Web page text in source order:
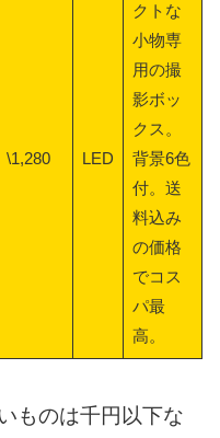
\1,280 LED
クトな
小物専
用の撮
影ボッ
クス。
背景6色
付。送
料込み
の価格
でコス
パ最
高。
ものは千円以下な